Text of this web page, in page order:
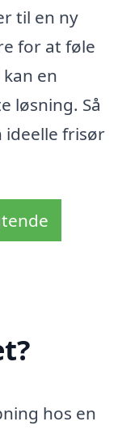
til en ny
for at føle
en
løsning. Så
ideelle frisør
hos en